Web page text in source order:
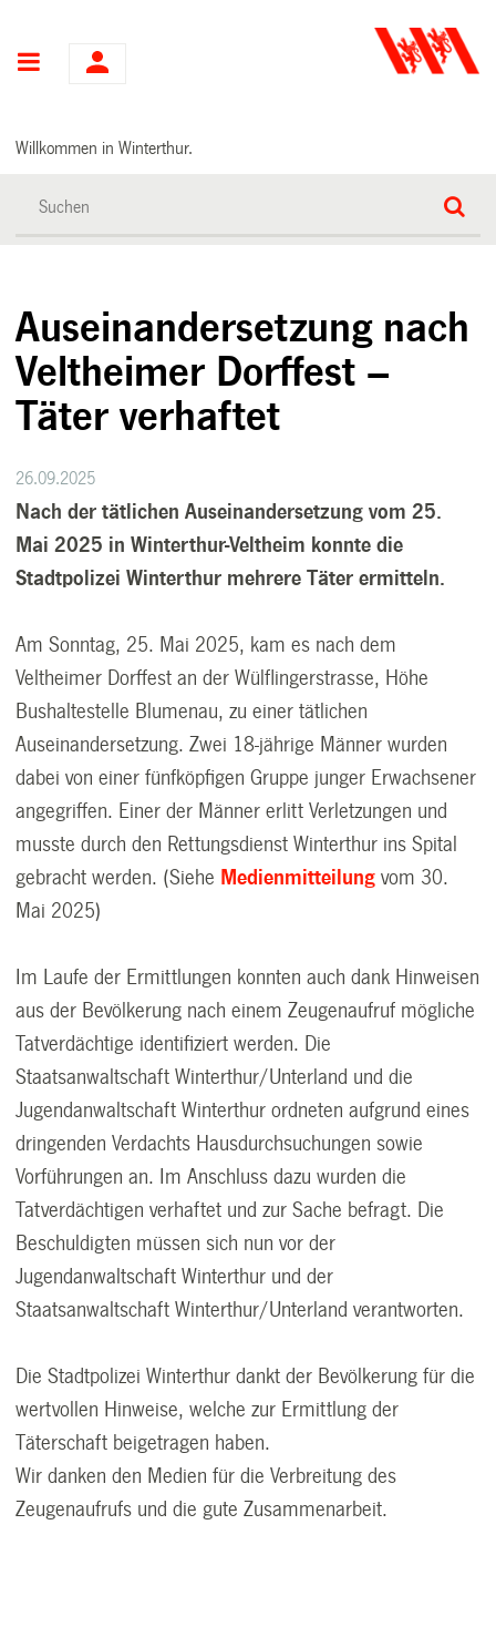
Hauptnavigation
Willkommen in Winterthur.
Auseinandersetzung nach
Veltheimer Dorffest –
Täter verhaftet
26.09.2025
Nach der tätlichen Auseinandersetzung vom 25.
Mai 2025 in Winterthur-Veltheim konnte die
Stadtpolizei Winterthur mehrere Täter ermitteln.
Am Sonntag, 25. Mai 2025, kam es nach dem
Veltheimer Dorffest an der Wülflingerstrasse, Höhe
Bushaltestelle Blumenau, zu einer tätlichen
Auseinandersetzung. Zwei 18-jährige Männer wurden
dabei von einer fünfköpfigen Gruppe junger Erwachsener
angegriffen. Einer der Männer erlitt Verletzungen und
musste durch den Rettungsdienst Winterthur ins Spital
gebracht werden. (Siehe Medienmitteilung vom 30.
Mai 2025)
Im Laufe der Ermittlungen konnten auch dank Hinweisen
aus der Bevölkerung nach einem Zeugenaufruf mögliche
Tatverdächtige identifiziert werden. Die
Staatsanwaltschaft Winterthur/Unterland und die
Jugendanwaltschaft Winterthur ordneten aufgrund eines
dringenden Verdachts Hausdurchsuchungen sowie
Vorführungen an. Im Anschluss dazu wurden die
Tatverdächtigen verhaftet und zur Sache befragt. Die
Beschuldigten müssen sich nun vor der
Jugendanwaltschaft Winterthur und der
Staatsanwaltschaft Winterthur/Unterland verantworten.
Die Stadtpolizei Winterthur dankt der Bevölkerung für die
wertvollen Hinweise, welche zur Ermittlung der
Täterschaft beigetragen haben.
Wir danken den Medien für die Verbreitung des
Zeugenaufrufs und die gute Zusammenarbeit.